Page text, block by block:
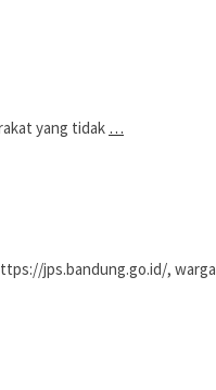
yang tidak …
jps.bandung.go.id/, warga